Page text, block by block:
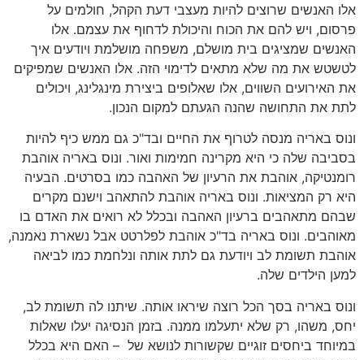
אלו האנשים שרוצים להיות מעצבי דעת הקהל, חולמים על
פרסום, ויש להם את הכוח והיכולת לדחוף את עצמם. אלו
האנשים שמציגים בית מושלם, משפחה מושלמת ויודעים איך
לטשטש את מה שלא מתאים לדימוי הזה. אלו האנשים שמפיקים
את האירועים השווים, אלו שאלופים ביצירת מינגלינג, ויכולים
לתת את התחושה שהנה הגעתם למקום הנכון.
ונוס באריה מנסה לטרוף את החיים ובד"כ גם ממש כיף להיות
בסביבה שלה כי היא מקרינה חמימות ואור. ונוס באריה אוהבת
רומנטיקה, אוהבת את הרעיון של האהבה כמו בסרטים. הבעיה
היא רק המציאות. ונוס באריה אוהבת להתאהב וישנם מקרים
שבהם מתאהבים ברעיון האהבה ובכלל לא רואים את האדם בו
מאוהבים. ונוס באריה בד"כ אוהבת לפלרטט אבל נשארת נאמנה,
אוהבת תשומת לב ויודעת גם לתת אותה ונלחמת כמו לביאה
למען הילדים שלה.
ונוס באריה בסך הכל רוצה שיראו אותה. שיתנו לה תשומת לב,
יחס, משהו, רק שלא יתעלמו ממנה. בזמן הנסיגה יעלו שאלות
במיוחד ביחסים זוגיים שקשורות לנושא של – האם היא בכלל